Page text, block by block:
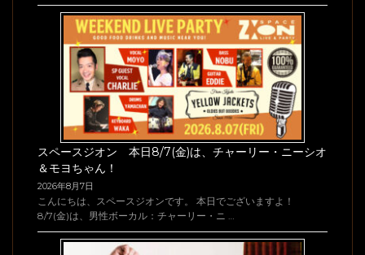
スペースジオン 本日8/7(金)は、チャーリー・ニーシオ
＆モヨちゃん！
2026年8月7日
こんにちは、スペースジオンです。 本日でございますよ！
8/7(金)は、男性ボーカル：チャーリー・ニ …